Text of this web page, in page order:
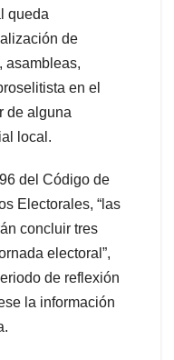
queda
de
asambleas,
en el
de alguna
local.
del Código de
Electorales, “las
concluir tres
electoral”,
de reflexión
la información